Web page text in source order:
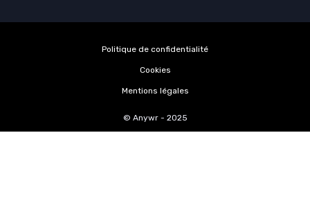
Politique de confidentialité
Cookies
Mentions légales
© Anywr - 2025